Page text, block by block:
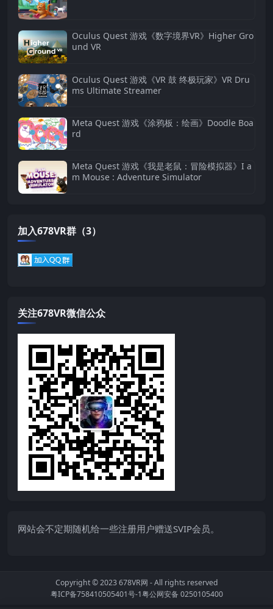
Oculus Quest 游戏《数字境界VR》Higher Gro
und VR
Oculus Quest 游戏《VR 鼓 终极玩家》VR Dru
ms Ultimate Streamer
Meta Quest 游戏《涂鸦板：绘画》Doodle Boa
rd
Meta Quest 游戏《我是老鼠：冒险模拟器》I a
m Mouse : Adventure Simulator
加入678VR群（3）
关注678VR微信公众
网站会不定期随机给一些注册用户赠送SVIP会员。
Copyright © 2023678VR网 - All rights reserved
粤ICP备758410505401号-1粤公网安备 0250105400